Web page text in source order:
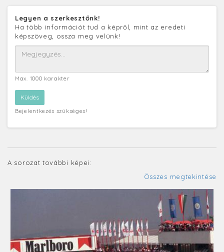
Legyen a szerkesztőnk!
Ha több információt tud a képről, mint az eredeti
képszöveg, ossza meg velünk!
Max. 1000 karakter
Bejelentkezés szükséges!
A sorozat további képei:
Összes megtekintése